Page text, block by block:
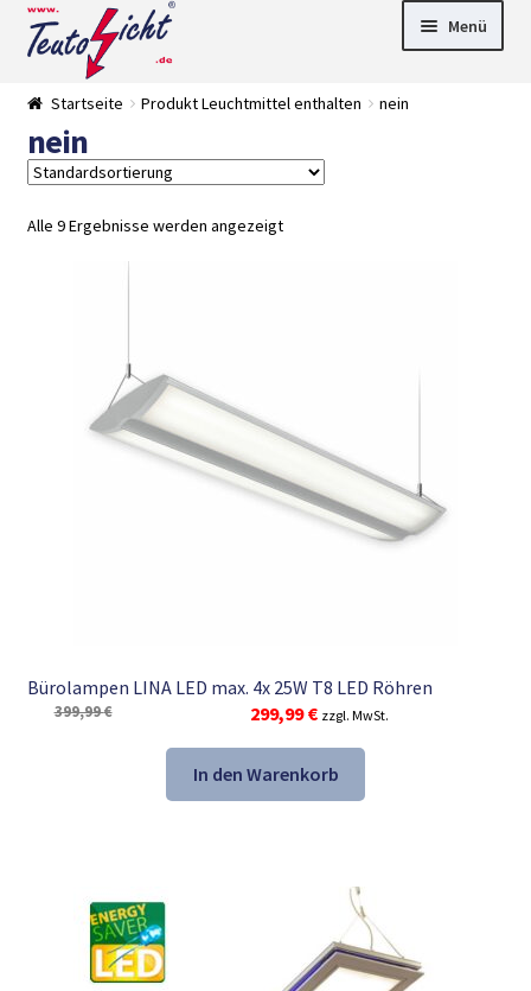
Zur
Navigation
springen
Springe
zum
Menü
► LED Panel
►
Startseite Produkt Leuchtmittel enthalten nein
nein
Alle 9 Ergebnisse werden angezeigt
Bürolampen LINA LED max. 4x 25W T8 LED Röhren
399,99€
Ursprünglicher
Preis
war:
399,99 €
299,99€Aktueller
Preis
ist:
299,99 €.
zzgl. MwSt.
In den Warenkorb